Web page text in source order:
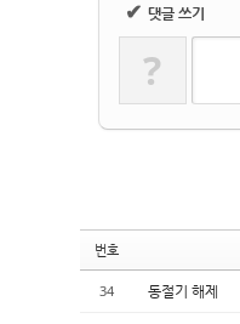
✔ 댓글 쓰기
?
번호
34 동절기 해제